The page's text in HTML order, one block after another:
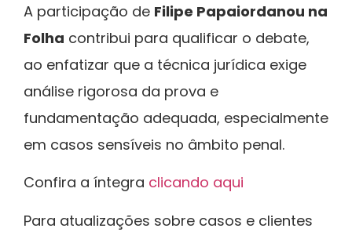
A participação de Filipe Papaiordanou na
Folha contribui para qualificar o debate,
ao enfatizar que a técnica jurídica exige
análise rigorosa da prova e
fundamentação adequada, especialmente
em casos sensíveis no âmbito penal.
Confira a íntegra clicando aqui
Para atualizações sobre casos e clientes